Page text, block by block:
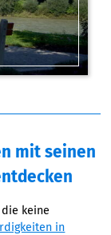
mit seinen
keine
in